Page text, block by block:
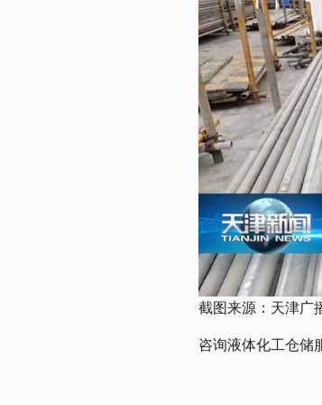
截图来源：天津广
咨询液体化工仓储